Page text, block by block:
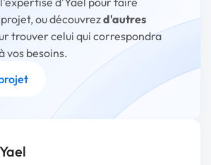
ou découvrezd'autres
trouver celui qui correspondra
vos besoins.